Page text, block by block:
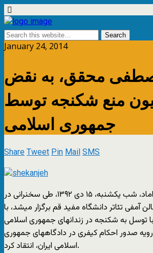
January 24, 2014
محقق، به نقض
منع شکنجه توسط
جمهوری اسلامی
ShareTweetPinMailSMS
مصطفى محقق داماد، شب يکشنبه، ١۵ دى ١٣۹٢، طى سخنرانى در
آمفى تئاتر دانشگاه مفيد قم برگزار ميشد، با
توسل به شکنجه در زندانهاى جمهورى اسلامى
صدور احکام کيفرى در دادگاههاى جمهورى
اسلامى ايران، انتقاد کرد.